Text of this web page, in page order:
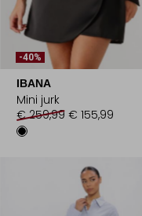
-40%
IBANA
Mini jurk
€ 259,99 € 155,99